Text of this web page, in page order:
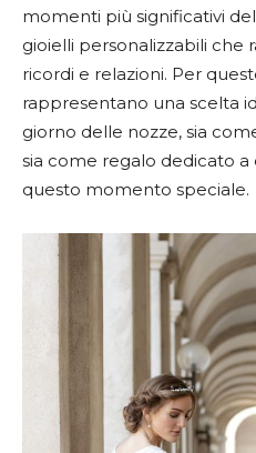
momenti più significativi
gioielli personalizzabili che
ricordi e relazioni. Per
rappresentano una scelta
giorno delle nozze, sia
sia come regalo dedicato
questo momento speciale.